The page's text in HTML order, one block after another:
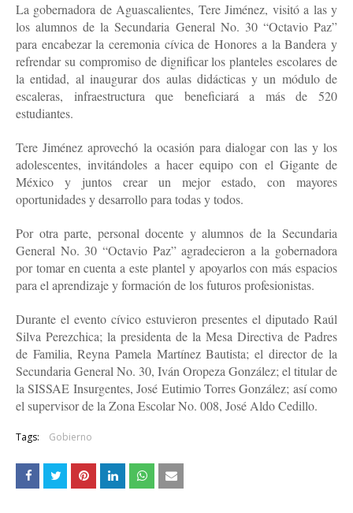
La gobernadora de Aguascalientes, Tere Jiménez, visitó a las y
los alumnos de la Secundaria General No. 30 “Octavio Paz”
para encabezar la ceremonia cívica de Honores a la Bandera y
refrendar su compromiso de dignificar los planteles escolares de
la entidad, al inaugurar dos aulas didácticas y un módulo de
escaleras, infraestructura que beneficiará a más de 520
estudiantes.
Tere Jiménez aprovechó la ocasión para dialogar con las y los
adolescentes, invitándoles a hacer equipo con el Gigante de
México y juntos crear un mejor estado, con mayores
oportunidades y desarrollo para todas y todos.
Por otra parte, personal docente y alumnos de la Secundaria
General No. 30 “Octavio Paz” agradecieron a la gobernadora
por tomar en cuenta a este plantel y apoyarlos con más espacios
para el aprendizaje y formación de los futuros profesionistas.
Durante el evento cívico estuvieron presentes el diputado Raúl
Silva Perezchica; la presidenta de la Mesa Directiva de Padres
de Familia, Reyna Pamela Martínez Bautista; el director de la
Secundaria General No. 30, Iván Oropeza González; el titular de
la SISSAE Insurgentes, José Eutimio Torres González; así como
el supervisor de la Zona Escolar No. 008, José Aldo Cedillo.
Tags: Gobierno